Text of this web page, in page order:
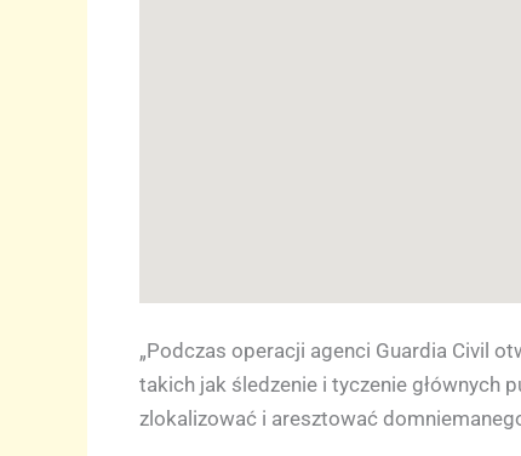
„Podczas operacji agenci Guardia Civil
takich jak śledzenie i tyczenie głównych
zlokalizować i aresztować